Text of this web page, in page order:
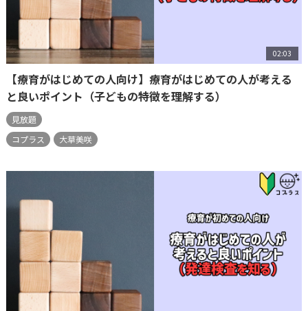
02:03
【療育がはじめての人向け】療育がはじめての人が考える
と良いポイント（子どもの特徴を理解する）
見放題
コプラス
大草美咲